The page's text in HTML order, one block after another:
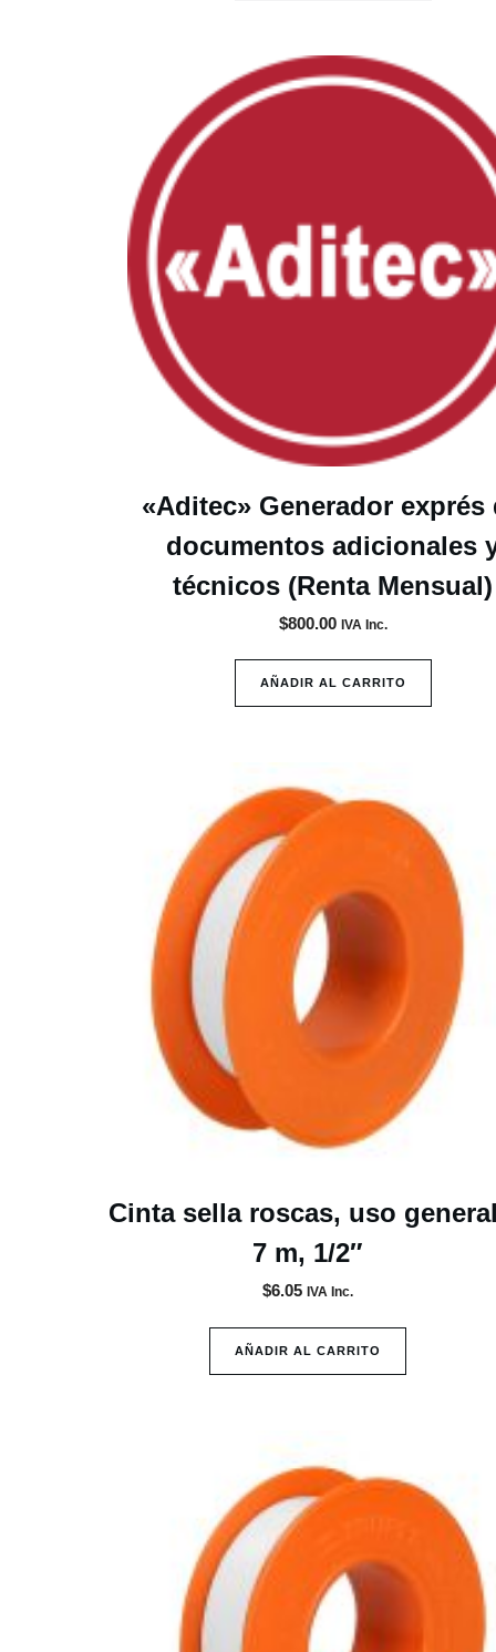
«Aditec» Generador exprés
documentos adicionales
técnicos (Renta Mensual)
$800.00 IVA Inc.
AÑADIR AL CARRITO
Cinta sella roscas, uso
7 m, 1/2″
$6.05 IVA Inc.
AÑADIR AL CARRITO